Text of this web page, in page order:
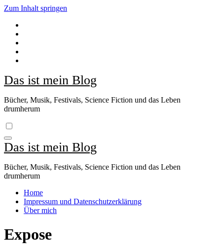
Zum Inhalt springen
Das ist mein Blog
Bücher, Musik, Festivals, Science Fiction und das Leben
drumherum
Das ist mein Blog
Bücher, Musik, Festivals, Science Fiction und das Leben
drumherum
Home
Impressum und Datenschutzerklärung
Über mich
Expose